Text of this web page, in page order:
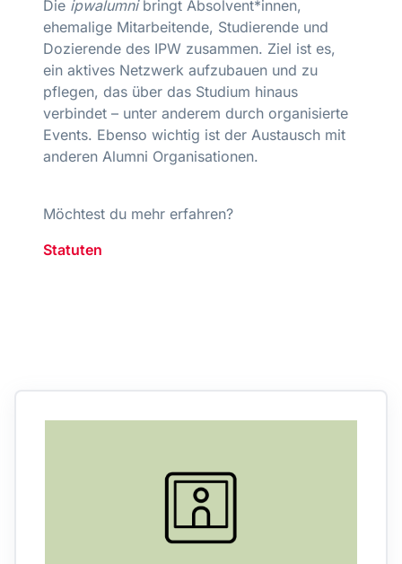
Die ipwalumni bringt Absolvent*innen,
ehemalige Mitarbeitende, Studierende und
Dozierende des IPW zusammen. Ziel ist es,
ein aktives Netzwerk aufzubauen und zu
pflegen, das über das Studium hinaus
verbindet – unter anderem durch organisierte
Events. Ebenso wichtig ist der Austausch mit
anderen Alumni Organisationen.
Möchtest du mehr erfahren?
Statuten